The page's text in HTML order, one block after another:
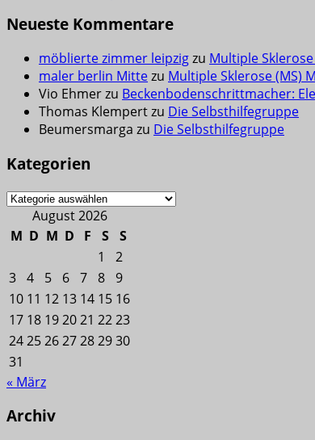
Neueste Kommentare
möblierte zimmer leipzigzu Multiple
maler berlin Mittezu Multiple Sklerose (MS)
Vio Ehmerzu Beckenbodenschrittmacher:
Thomas Klempertzu Die Selbsthilfegruppe
Beumersmarga zu Die Selbsthilfegruppe
Kategorien
Kategorien
August 2026
M D M D F S
S
1
2
3 4 5 6 7 8 9
10 11 12 13 14 15 16
17 18 192021 2223
24252627282930
31
« März
Archiv